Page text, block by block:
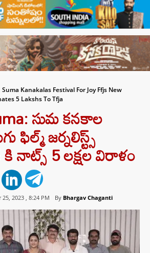
Suma Kanakalas Festival For Joy Ffjs New
5 Lakshs To Tfja
సుమ క‌న‌కాల
ఫిల్మ్ జర్నలిస్ట్స్
5 ల‌క్ష‌ల విరాళం
2023 , 8:24 PM By Bhargav Chaganti